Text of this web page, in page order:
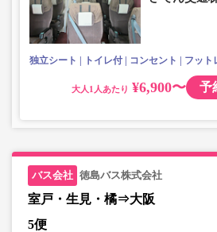
独立シート トイレ付 コンセント フット
大人 ¥6,900〜 予
徳島バス株式会社
室戸・生見・橘⇒大阪
5便